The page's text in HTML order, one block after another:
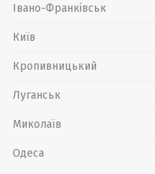
Івано-Франківськ
Київ
Кропивницький
Луганськ
Миколаїв
Одеса